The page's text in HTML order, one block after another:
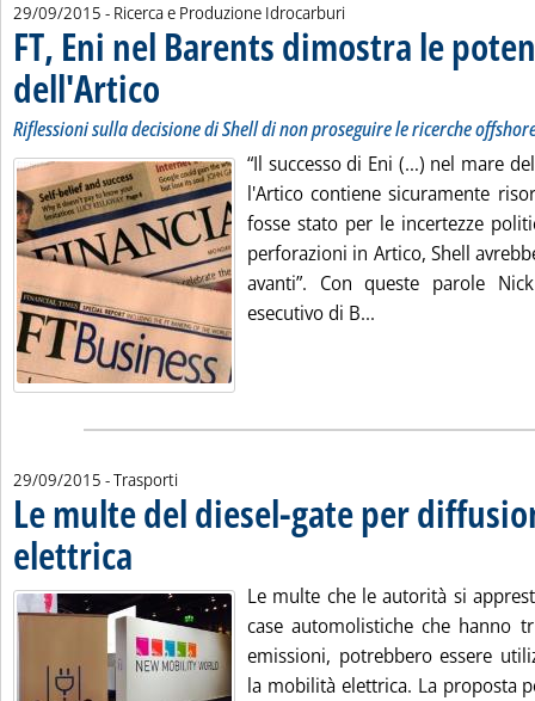
29/09/2015 - Ricerca e Produzione Idrocarburi
FT, Eni nel Barents dimostra le
dell'Artico . Sottotitolo: Riflessioni sulla decisione di Shell di non
Riflessioni sulla decisione di Shell di non proseguire le ricerche
“Il successo di Eni (…) nel mare
l'Artico contiene sicuramente
fosse stato per le incertezze
perforazioni in Artico, Shell
avanti”. Con queste parole
esecutivo di B...
29/09/2015 - Trasporti
Le multe del diesel-gate per
elettrica . Pubblicata martedì 29 settembre 2015 alle 11.1.
Le multe che le autorità si
case automolistiche che hanno
emissioni, potrebbero essere
la mobilità elettrica. La proposta